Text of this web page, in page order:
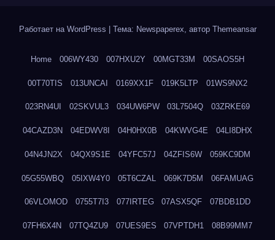
Работает на WordPress Тема: Newspaperex, автор Themeansar
Home 006WY430 007HXU2Y 00MGT33M 00SAOS5H
00T70TIS 013UNCAI 0169XX1F 019K5LTP 01WS9NX2
023RN4UI 02SKVUL3 034UW6PW 03L7504Q 03ZRKE69
04CAZD3N 04EDWV8I 04H0HX0B 04KWVG4E 04LI8DHX
04N4JN2X 04QX9S1E 04YFC57J 04ZFIS6W 059KC9DM
05G55WBQ 05IXW4Y0 05T6CZAL 069K7D5M 06FAMUAG
06VLOMOD 0755T7I3 077IRTEG 07ASX5QF 07BDB1DD
07FH6X4N 07TQ4ZU9 07UES9ES 07VPTDH1 08B99MM7